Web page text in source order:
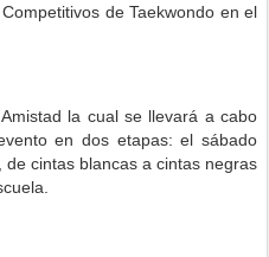
de Taekwondo en el
la cual se llevará a cabo
en dos etapas: el sábado
cintas blancas a cintas negras